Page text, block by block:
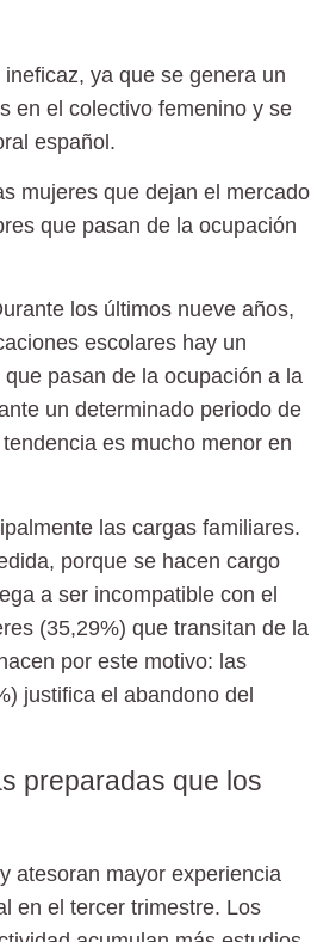
ya que se genera un
en el colectivo femenino y se
español.
mujeres que dejan el mercado
que pasan de la ocupación
los últimos nueve años,
escolares hay un
pasan de la ocupación a la
un determinado periodo de
es mucho menor en
las cargas familiares.
porque se hacen cargo
a ser incompatible con el
(35,29%) que transitan de la
por este motivo: las
justifica el abandono del
preparadas que los
atesoran mayor experiencia
en el tercer trimestre. Los